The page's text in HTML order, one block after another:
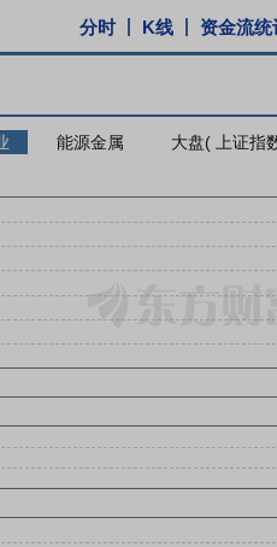
分时 K线 资金流统
能源金属 大盘( 上证指